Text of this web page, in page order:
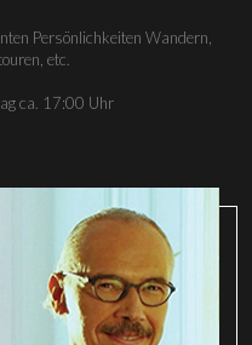
Persönlichkeiten Wandern,
etc.
ca. 17:00 Uhr